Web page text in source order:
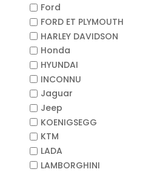
Ford
FORD ET PLYMOUTH
HARLEY DAVIDSON
Honda
HYUNDAI
INCONNU
Jaguar
Jeep
KOENIGSEGG
KTM
LADA
LAMBORGHINI